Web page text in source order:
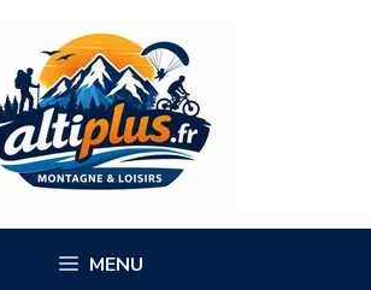
MENU